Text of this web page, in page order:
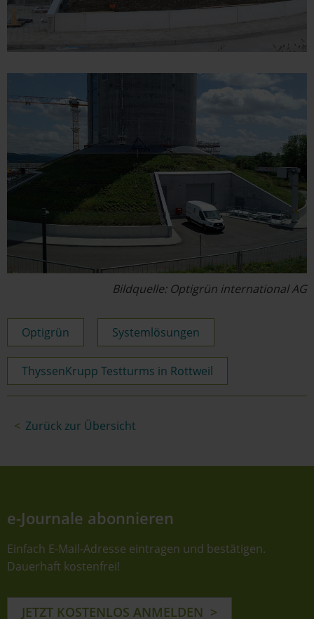
Bildquelle: Optigrün international AG
Optigrün Systemlösungen
ThyssenKrupp Testturms in Rottweil
Zurück zur Übersicht
e-Journale abonnieren
Einfach E-Mail-Adresse eintragen und bestätigen.
Dauerhaft kostenfrei!
JETZT KOSTENLOS ANMELDEN